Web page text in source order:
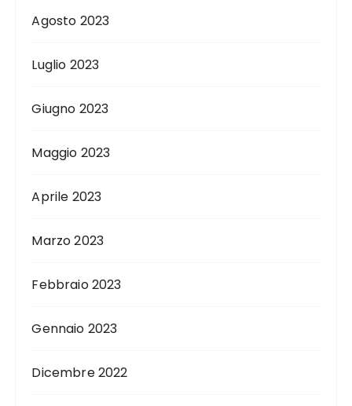
Agosto 2023
Luglio 2023
Giugno 2023
Maggio 2023
Aprile 2023
Marzo 2023
Febbraio 2023
Gennaio 2023
Dicembre 2022